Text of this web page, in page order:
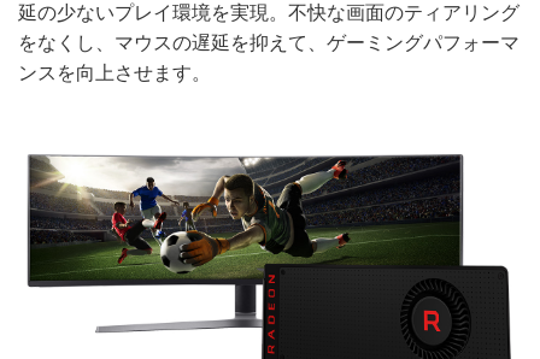
延の少ないプレイ環境を実現。不快な画面のティアリング
をなくし、マウスの遅延を抑えて、ゲーミングパフォーマ
ンスを向上させます。